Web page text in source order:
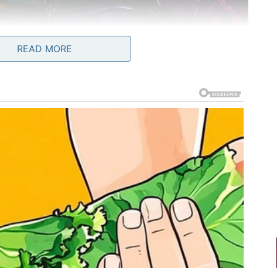
nosio u sebi
u ljudima, u iskustvima, u putovanjima. Ali sada dolazi
. U prethodnom periodu često si birao da ideš napred,
Govorio si sebi da nije pravi trenutak, da će vreme doneti
odgovore, ono samo pojačava pitanja.
istine. Ako si u vezi, pred tobom je razgovor koji
shvataš da si bio prisutan telom, ali ne i srcem. Možda si
Ili si, pak, bio onaj koji je voleo više, a dobijao manje – i to
READ MORE